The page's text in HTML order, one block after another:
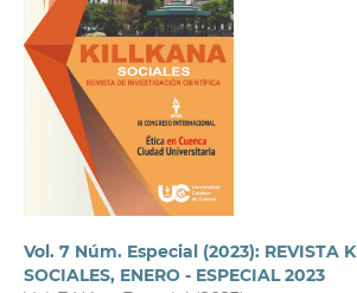
Vol. 7 Núm. Especial (2023): REVISTA
SOCIALES, ENERO - ESPECIAL 2023